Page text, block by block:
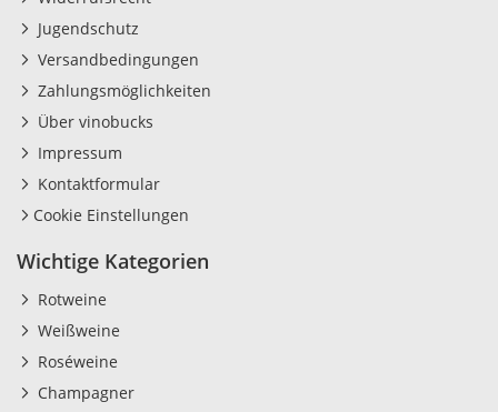
Jugendschutz
Versandbedingungen
Zahlungsmöglichkeiten
Über vinobucks
Impressum
Kontaktformular
Cookie Einstellungen
Wichtige Kategorien
Rotweine
Weißweine
Roséweine
Champagner